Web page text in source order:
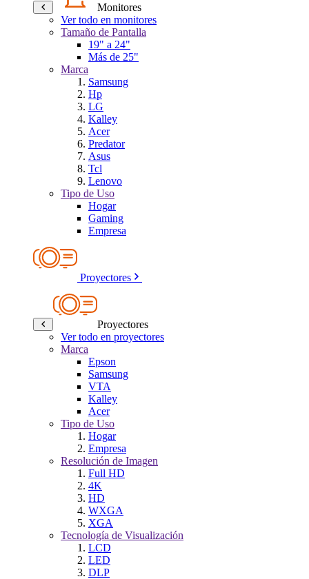
Monitores
Ver todo en monitores
Tamaño de Pantalla
19" a 24"
Más de 25"
Marca
Samsung
Hp
LG
Kalley
Acer
Predator
Asus
Tcl
Lenovo
Tipo de Uso
Hogar
Gaming
Empresa
Proyectores
Proyectores
Ver todo en proyectores
Marca
Epson
Samsung
VTA
Kalley
Acer
Tipo de Uso
Hogar
Empresa
Resolución de Imagen
Full HD
4K
HD
WXGA
XGA
Tecnología de Visualización
LCD
LED
DLP